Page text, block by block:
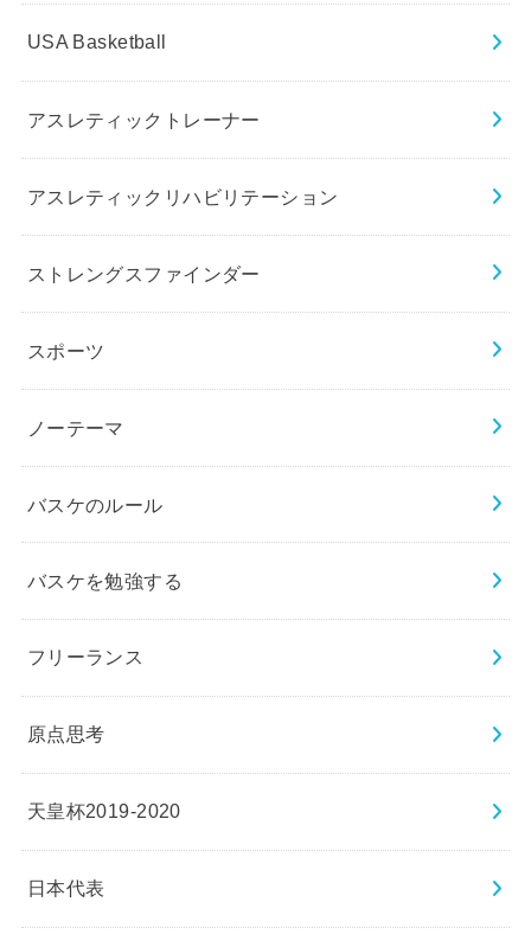
USA Basketball
アスレティックトレーナー
アスレティックリハビリテーション
ストレングスファインダー
スポーツ
ノーテーマ
バスケのルール
バスケを勉強する
フリーランス
原点思考
天皇杯2019-2020
日本代表